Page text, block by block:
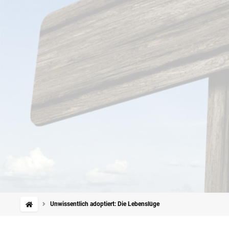
Unwissentlich adoptiert: Die Lebenslüge